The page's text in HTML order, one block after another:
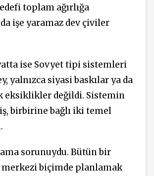
toplam ağırlığa
işe yaramaz dev çiviler
ise Sovyet tipi sistemleri
yalnızca siyasi baskılar ya da
eksiklikler değildi. Sistemin
birbirine bağlı iki temel
sorunuydu. Bütün bir
biçimde planlamak